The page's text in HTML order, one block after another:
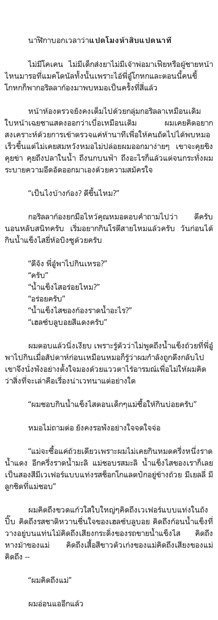
นาฬิกาบอกเวลาว่าแปดโมงห้าสิบแปดนาที
ไม่มีโคเคน ไม่มีเด็กส่งยาไม่มีเจ้าพ่อมาเฟียหรือผู้ชายหน้า
ไหนมารอที่แมคโดนัลทั้งนั้นเพราะไอ้พี่อู๋โกหกและตอนนี้คนขี้
โกหกก็พากอริลลาก้องมาพบหมอเป็นครั้งที่สี่แล้ว
หน้าห้องตรวจยังคงเต็มไปด้วยกลุ่มกอริลลาเหมือนเดิม
ใบหน้าเฉยชาแสดงออกว่าเบื่อเหมือนเดิม ผมเคยคิดอยาก
สงเคราะห์ด้วยการเข้าตรวจแค่ห้านาทีเพื่อให้คนถัดไปได้พบหมอ
เร็วขึ้นแต่ไม่เคยสมหวังหมอไม่ปล่อยผมออกมาง่ายๆ เขาจะคุยขิง
คุยข่า คุยถึงปลาในน้ำ ถึงนกบนฟ้า ถึงอะไรก็แล้วแต่จนกระทั่งผม
ระบายความอึดอัดออกมาเองด้วยความสมัครใจ
“เป็นไงบ้างก้อง? ดีขึ้นไหม?”
กอริลลาก้องยกมือไหว้คุณหมอตอบคำถามไปว่า ดีครับ
นอนหลับสนิทครับ เริ่มอยากกินโรตีสายไหมแล้วครับ วันก่อนได้
กินน้ำแข็งไสยี่ห้อบิงซูด้วยครับ
“ดีจัง พี่อู๋พาไปกินเหรอ?”
“ครับ”
“น้ำแข็งไสอร่อยไหม?”
“อร่อยครับ”
“น้ำแข็งไสของก้องราดน้ำอะไร?”
“เฮลซ์บลูบอยสีแดงครับ”
ผมตอบแล้วนิ่งเงียบ เพราะรู้ตัวว่าไม่พูดถึงน้ำแข็งถ้วยที่พี่อู๋
พาไปกินเมื่อสัปดาห์ก่อนเหมือนหมอก็รู้ว่าผมกำลังถูกดึงกลับไป
เขาจึงนั่งฟังอย่างตั้งใจมองด้วยแววตาไร้อารมณ์เพื่อไม่ให้ผมคิด
ว่าสิ่งที่จะเล่าคือเรื่องน่าเวทนาแต่อย่างใด
“ผมชอบกินน้ำแข็งไสตอนเด็กๆแม่ซื้อให้กินบ่อยครับ”
หมอไม่ถามต่อ ยังคงรอฟังอย่างใจจดใจจ่อ
“แม่จะซื้อแค่ถ้วยเดียวเพราะผมไม่เคยกินหมดครึ่งหนึ่งราด
น้ำแดง อีกครึ่งราดน้ำมะลิ แม่ชอบรสมะลิ น้ำแข็งไสของเราก็เลย
เป็นสองสีมีเวเฟอร์แบบแท่งรสช็อกโกแลตปักอยู่ข้างถ้วย มีเยลลี่ มี
ลูกชิดที่แม่ชอบ”
ผมคิดถึงขวดแก้วใสใบใหญ่ๆคิดถึงเวเฟอร์แบบแท่งในถัง
ปี๊บ คิดถึงรสชาติหวานชื่นใจของเฮลซ์บลูบอย คิดถึงก้อนน้ำแข็งที่
วางอยู่บนแท่นไม้คิดถึงเสียงกระดิ่งของรถขายน้ำแข็งไส คิดถึง
หางม้าของแม่ คิดถึงเสื้อสีขาวตัวเก่งของแม่คิดถึงเสียงของแม่
คิดถึง --
“ผมคิดถึงแม่”
ผมอ่อนแออีกแล้ว